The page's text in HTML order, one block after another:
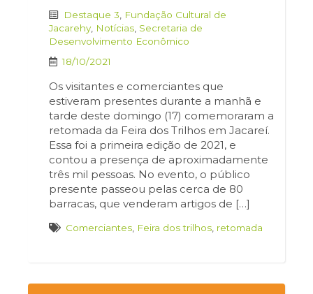
Destaque 3
Fundação Cultural de
Jacarehy Notícias Secretaria de
Desenvolvimento Econômico
18/10/2021
Os visitantes e comerciantes que
estiveram presentes durante a manhã e
tarde deste domingo (17) comemoraram a
retomada da Feira dos Trilhos em Jacareí.
Essa foi a primeira edição de 2021, e
contou a presença de aproximadamente
três mil pessoas. No evento, o público
presente passeou pelas cerca de 80
barracas, que venderam artigos de […]
Comerciantes Feira dos trilhos retomada